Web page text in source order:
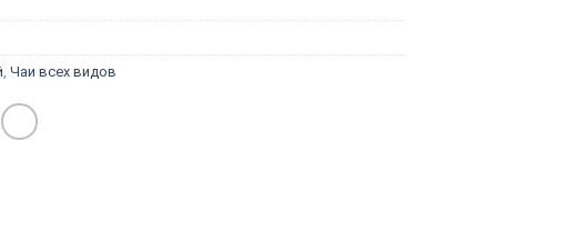
Чаи всех видов